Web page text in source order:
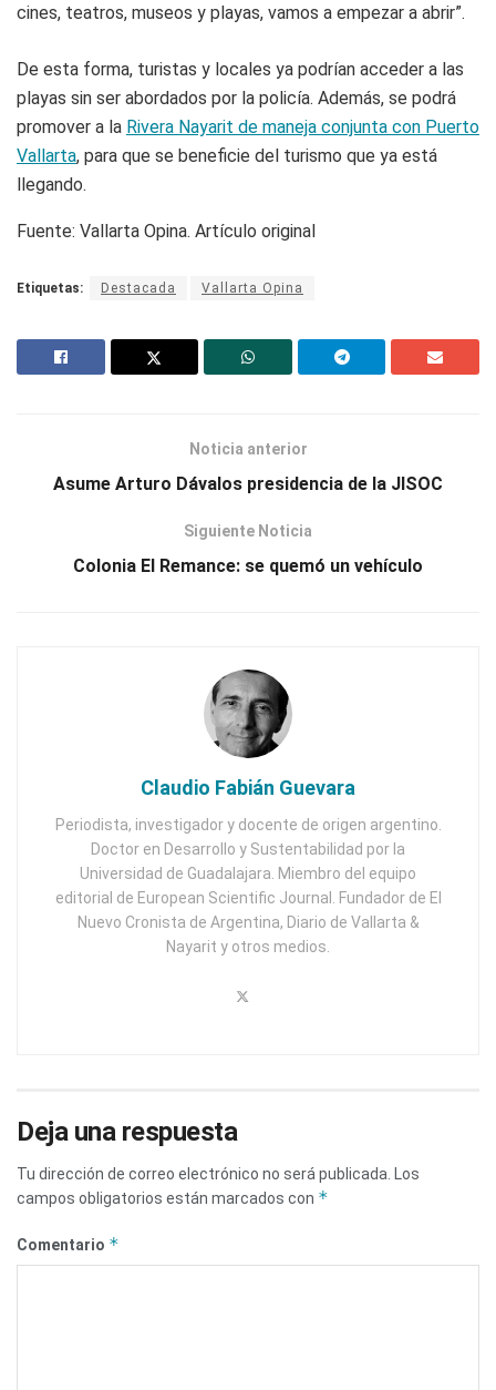
cines, teatros, museos y playas, vamos a empezar a abrir”.
De esta forma, turistas y locales ya podrían acceder a las
playas sin ser abordados por la policía. Además, se podrá
promover a la Rivera Nayarit de maneja conjunta con Puerto
Vallarta, para que se beneficie del turismo que ya está
llegando.
Fuente: Vallarta Opina. Artículo original
Etiquetas: Destacada Vallarta Opina
Noticia anterior
Asume Arturo Dávalos presidencia de la JISOC
Siguiente Noticia
Colonia El Remance: se quemó un vehículo
Claudio Fabián Guevara
Periodista, investigador y docente de origen argentino.
Doctor en Desarrollo y Sustentabilidad por la
Universidad de Guadalajara. Miembro del equipo
editorial de European Scientific Journal. Fundador de El
Nuevo Cronista de Argentina, Diario de Vallarta &
Nayarit y otros medios.
Deja una respuesta
Tu dirección de correo electrónico no será publicada.
Los
campos obligatorios están marcados con *
Comentario *